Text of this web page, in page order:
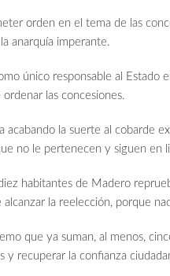
orden en el tema de las
anarquía imperante.
único responsable al Estado
las concesiones.
acabando la suerte al cobarde
no le pertenecen y siguen en
habitantes de Madero
la reelección, porque
que ya suman, al menos,
y recuperar la confianza